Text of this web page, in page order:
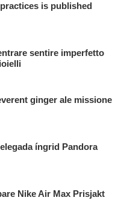
is published
sentire imperfetto
ginger ale missione
íngrid Pandora
Nike Air Max Prisjakt